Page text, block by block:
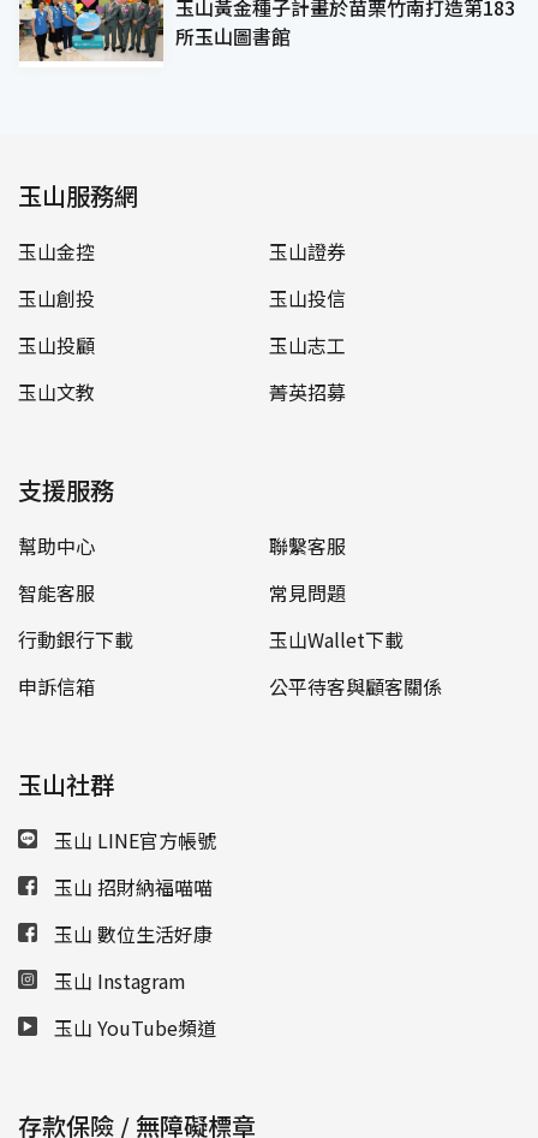
玉山黃金種子計畫於苗栗竹南打造第183
所玉山圖書館
玉山服務網
玉山金控
玉山證券
玉山創投
玉山投信
玉山投顧
玉山志工
玉山文教
菁英招募
支援服務
幫助中心
聯繫客服
智能客服
常見問題
行動銀行下載
玉山Wallet下載
申訴信箱
公平待客與顧客關係
玉山社群
玉山 LINE官方帳號
玉山 招財納福喵喵
玉山 數位生活好康
玉山 Instagram
玉山 YouTube頻道
存款保險 / 無障礙標章